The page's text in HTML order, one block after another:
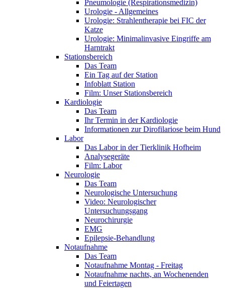
Pneumologie (Respirationsmedizin)
Urologie - Allgemeines
Urologie: Strahlentherapie bei FIC der
Katze
Urologie: Minimalinvasive Eingriffe am
Harntrakt
Stationsbereich
Das Team
Ein Tag auf der Station
Infoblatt Station
Film: Unser Stationsbereich
Kardiologie
Das Team
Ihr Termin in der Kardiologie
Informationen zur Dirofilariose beim Hund
Labor
Das Labor in der Tierklinik Hofheim
Analysegeräte
Film: Labor
Neurologie
Das Team
Neurologische Untersuchung
Video: Neurologischer
Untersuchungsgang
Neurochirurgie
EMG
Epilepsie-Behandlung
Notaufnahme
Das Team
Notaufnahme Montag - Freitag
Notaufnahme nachts, an Wochenenden
und Feiertagen